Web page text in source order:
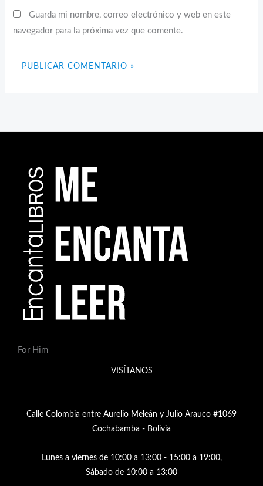
Guarda mi nombre, correo electrónico y web en este
navegador para la próxima vez que comente.
For Him
VISÍTANOS
Calle Colombia entre Aurelio Meleán y Julio Arauco #1069
Cochabamba - Bolivia
Lunes a viernes de 10:00 a 13:00 - 15:00 a 19:00,
Sábado de 10:00 a 13:00